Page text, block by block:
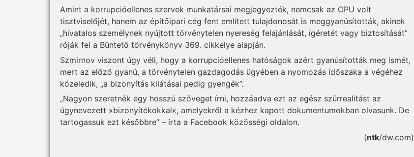
Amint a korrupcióellenes szervek munkatársai megjegyezték, nemcsak az OPU volt
tisztviselőjét, hanem az építőipari cég fent említett tulajdonosát is meggyanúsították, akinek
„hivatalos személynek nyújtott törvénytelen nyereség felajánlását, ígéretét vagy biztosítását”
róják fel a Büntető törvénykönyv 369. cikkelye alapján.
Szmirnov viszont úgy véli, hogy a korrupcióellenes hatóságok azért gyanúsították meg ismét,
mert az előző gyanú, a törvénytelen gazdagodás ügyében a nyomozás időszaka a végéhez
közeledik, „a bizonyítás kilátásai pedig gyengék”.
„Nagyon szeretnék egy hosszú szöveget írni, hozzáadva ezt az egész szürrealitást az
úgynevezett »bizonyítékokkal«, amelyekről a kézhez kapott dokumentumokban olvasunk. De
tartogassuk ezt későbbre” – írta a Facebook közösségi oldalon.
(ntk/dw.com)